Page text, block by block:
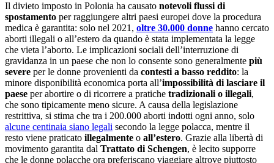
Il divieto imposto in Polonia ha causato notevoli flussi di
spostamento per raggiungere altri paesi europei dove la procedura
medica è garantita: solo nel 2021, oltre 30.000 donne hanno cercato
aborti illegali o all’estero da quando è stata implementata la legge
che vieta l’aborto. Le implicazioni sociali dell’interruzione di
gravidanza in un paese che non lo consente sono generalmente più
severe per le donne provenienti da contesti a basso reddito: la
minore disponibilità economica porta all’impossibilità di lasciare il
paese per abortire o di ricorrere a pratiche tradizionali o illegali,
che sono tipicamente meno sicure. A causa della legislazione
restrittiva, si stima che tra i 200.000 aborti indotti ogni anno, solo
alcune centinaia siano legali secondo la legge polacca, mentre il
resto viene praticato illegalmente o all’estero. Grazie alla libertà di
movimento garantita dal Trattato di Schengen, è lecito supporre
che le donne polacche ora preferiscano viaggiare altrove piuttosto